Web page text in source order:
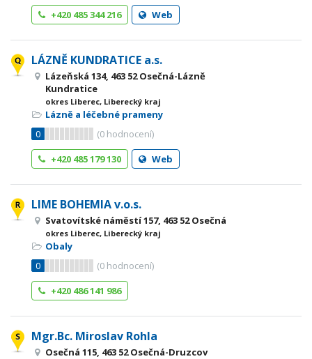
+420 485 344 216
Web
LÁZNĚ KUNDRATICE a.s.
Lázeňská 134, 463 52 Osečná-Lázně
Kundratice
okres Liberec, Liberecký kraj
Lázně a léčebné prameny
0
(0 hodnocení)
+420 485 179 130
Web
LIME BOHEMIA v.o.s.
Svatovítské náměstí 157, 463 52 Osečná
okres Liberec, Liberecký kraj
Obaly
0
(0 hodnocení)
+420 486 141 986
Mgr.Bc. Miroslav Rohla
Osečná 115, 463 52 Osečná-Druzcov